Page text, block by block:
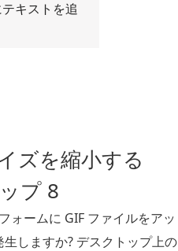
キストを追
ズを縮小する
プ 8
ォームに GIF ファイルをアッ
しますか? デスクトップ上の